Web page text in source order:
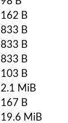
162 B
833 B
833 B
833 B
103 B
2.1 MiB
167 B
19.6 MiB